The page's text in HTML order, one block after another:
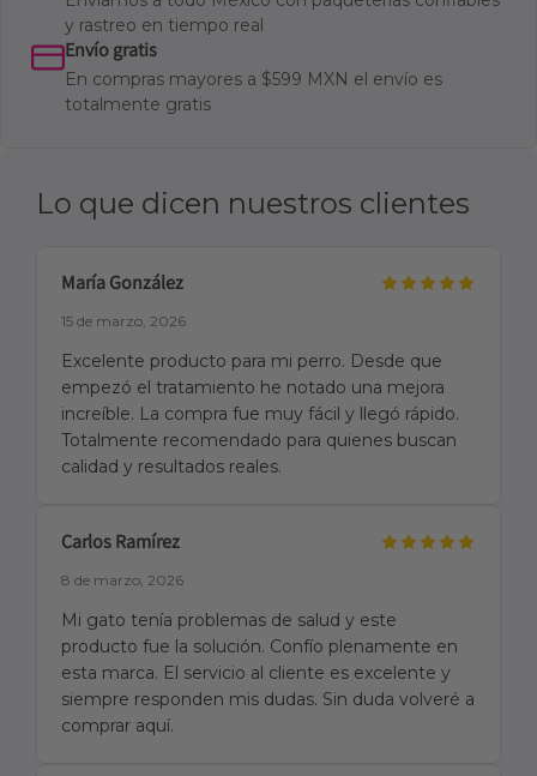
y rastreo en tiempo real
Envío gratis
En compras mayores a $599 MXN el envío es
totalmente gratis
Lo que dicen nuestros clientes
María González
15 de marzo, 2026
Excelente producto para mi perro. Desde que
empezó el tratamiento he notado una mejora
increíble. La compra fue muy fácil y llegó rápido.
Totalmente recomendado para quienes buscan
calidad y resultados reales.
Carlos Ramírez
8 de marzo, 2026
Mi gato tenía problemas de salud y este
producto fue la solución. Confío plenamente en
esta marca. El servicio al cliente es excelente y
siempre responden mis dudas. Sin duda volveré a
comprar aquí.